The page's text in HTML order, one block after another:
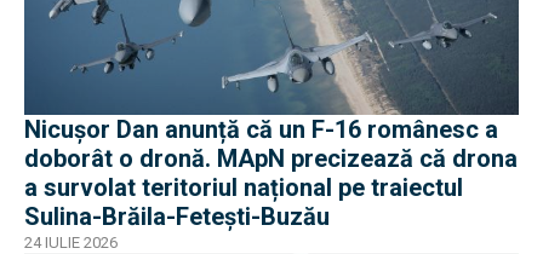
Nicușor Dan anunță că un F-16 românesc a
doborât o dronă. MApN precizează că drona
a survolat teritoriul național pe traiectul
Sulina-Brăila-Fetești-Buzău
24 IULIE 2026